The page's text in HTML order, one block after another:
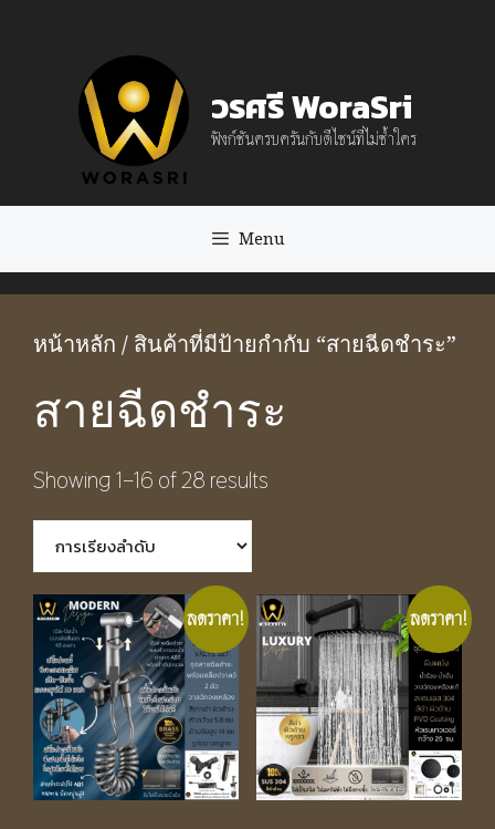
วรศรี WoraSri
ฟังก์ชันครบครันกับดีไซน์ที่ไม่ซ้ำใคร
Menu
หน้าหลัก / สินค้าที่มีป้ายกำกับ “สายฉีดชำระ”
สายฉีดชำระ
Showing 1–16 of 28 results
ลดราคา! ลดราคา!